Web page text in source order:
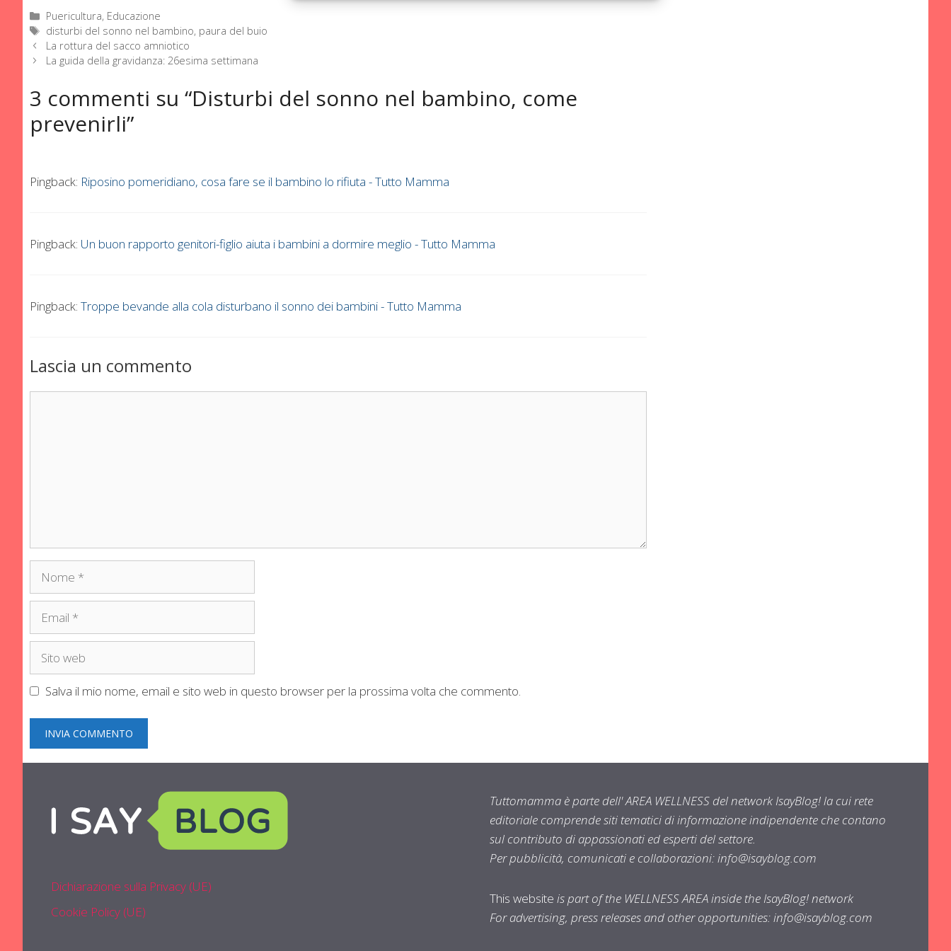
Categorie
Puericultura, Educazione
Tag
disturbi del sonno nel bambino, paura del buio
La rottura del sacco amniotico
La guida della gravidanza: 26esima settimana
3 commenti su “Disturbi del sonno nel bambino, come
prevenirli”
Pingback: Riposino pomeridiano, cosa fare se il bambino lo rifiuta - Tutto Mamma
Pingback: Un buon rapporto genitori-figlio aiuta i bambini a dormire meglio - Tutto Mamma
Pingback: Troppe bevande alla cola disturbano il sonno dei bambini - Tutto Mamma
Lascia un commento
Nome
Email
Sito
Salva il mio nome, email e sito web in questo browser per la prossima volta che commento.
Dichiarazione sulla Privacy (UE)
Cookie Policy (UE)
Tuttomamma è parte dell' AREA WELLNESS del network IsayBlog! la cui rete
editoriale comprende siti tematici di informazione indipendente che contano
sul contributo di appassionati ed esperti del settore.
Per pubblicità, comunicati e collaborazioni:info@isayblog.com
This website is part of the WELLNESS AREA inside the IsayBlog! network
For advertising, press releases and other opportunities:info@isayblog.com